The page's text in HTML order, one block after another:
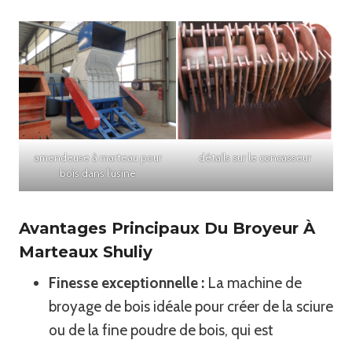
amendeuse à marteau pour
bois dans l'usine
détails sur le concasseur
Avantages Principaux Du Broyeur À
Marteaux Shuliy
Finesse exceptionnelle : La machine de
broyage de bois idéale pour créer de la sciure
ou de la fine poudre de bois, qui est